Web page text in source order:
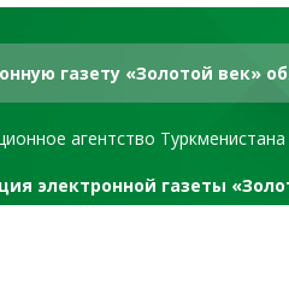
газету «Золотой век»
агентство Туркменистана
электронной газеты